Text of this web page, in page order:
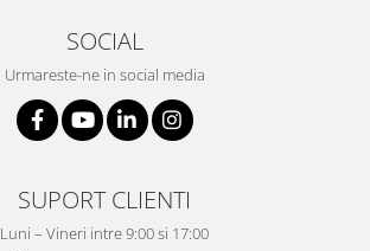
SOCIAL
Urmareste-ne in social media
SUPORT CLIENTI
Luni – Vineri intre 9:00 si 17:00